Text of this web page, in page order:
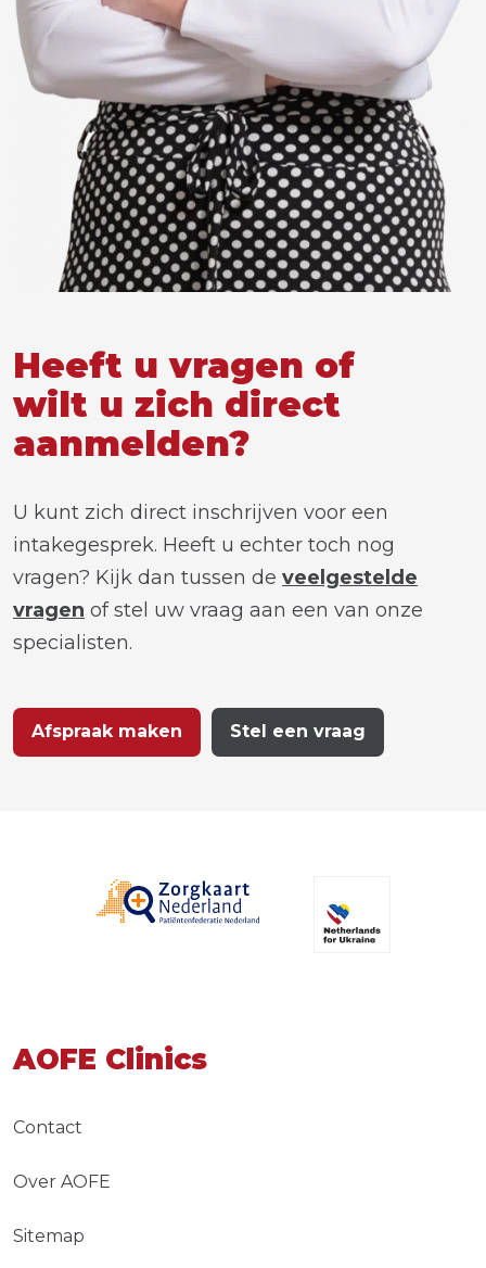
Heeft u vragen of
wilt u zich direct
aanmelden?
U kunt zich direct inschrijven voor een
intakegesprek. Heeft u echter toch nog
vragen? Kijk dan tussen de veelgestelde
vragen of stel uw vraag aan een van onze
specialisten.
Afspraak maken Stel een vraag
AOFE Clinics
Contact
Over AOFE
Sitemap